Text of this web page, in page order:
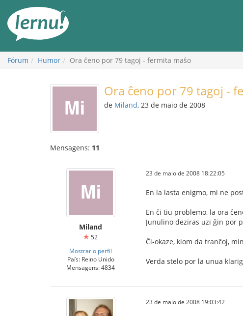
conteúdo
Fórum Humor Ora ĉeno por 79 tagoj - fermita maŝo
Ora ĉeno por 79 tagoj -
de Miland, 23 de maio de 2008
Mensagens: 11
Miland
52
Mostrar o perfil
País: Reino Unido
Mensagens: 4834
23 de maio de 2008 18:22:05
En la lasta enigmo, mi ne
En ĉi tiu problemo, la ora
Junulino deziras uzi ĝin por
Ĉi-okaze, kiom da tranĉoj,
Verda stelo por la unua
23 de maio de 2008 19:03:42